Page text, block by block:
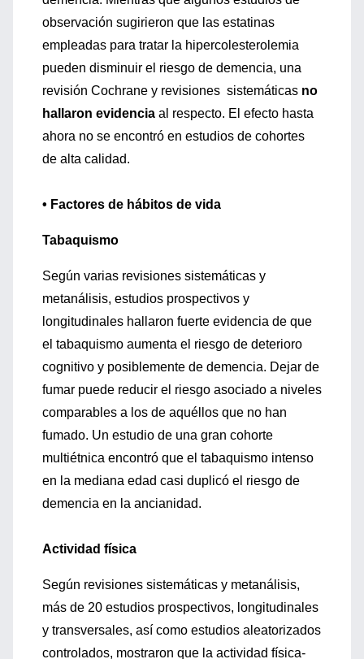
observación sugirieron que las estatinas
empleadas para tratar la hipercolesterolemia
pueden disminuir el riesgo de demencia, una
revisión Cochrane y revisiones sistemáticas no
hallaron evidencia al respecto. El efecto hasta
ahora no se encontró en estudios de cohortes
de alta calidad.
• Factores de hábitos de vida
Tabaquismo
Según varias revisiones sistemáticas y
metanálisis, estudios prospectivos y
longitudinales hallaron fuerte evidencia de que
el tabaquismo aumenta el riesgo de deterioro
cognitivo y posiblemente de demencia. Dejar de
fumar puede reducir el riesgo asociado a niveles
comparables a los de aquéllos que no han
fumado. Un estudio de una gran cohorte
multiétnica encontró que el tabaquismo intenso
en la mediana edad casi duplicó el riesgo de
demencia en la ancianidad.
Actividad física
Según revisiones sistemáticas y metanálisis,
más de 20 estudios prospectivos, longitudinales
y transversales, así como estudios aleatorizados
controlados, mostraron que la actividad física-